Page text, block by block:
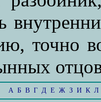
точно
А Б В Г Д Е Ж З И К Л